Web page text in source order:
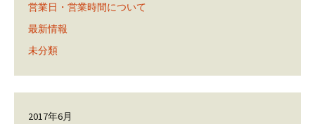
営業日・営業時間について
最新情報
未分類
2017年6月